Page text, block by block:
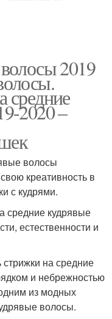
2019
средние
2020 –
волосы
креативность в
с кудрями.
средние кудрявые
естественности и
на средние
и небрежностью
из модных
волосы.